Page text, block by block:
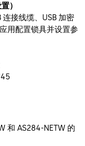
）
接线缆、USB 加密
用配置锁具并设置参
和 AS284-NETW 的